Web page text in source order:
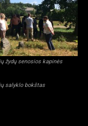
žydų senosios kapinės
salyklo bokštas